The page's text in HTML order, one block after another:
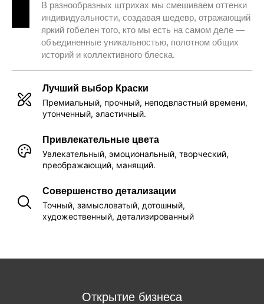
В разнообразных штрихах мы смешиваем оттенки
индивидуальности, создавая шедевр, отражающий
яркий гобелен того, кто мы есть на самом деле —
объединенные уникальностью, полотном общих
историй и коллективного блеска.
Лучший выбор Краски
Премиальный, прочный, неподвластный времени,
утонченный, эластичный.
Привлекательные цвета
Увлекательный, эмоциональный, творческий,
преображающий, манящий.
Совершенство детализации
Точный, замысловатый, дотошный,
художественный, детализированный
Открытие бизнеса